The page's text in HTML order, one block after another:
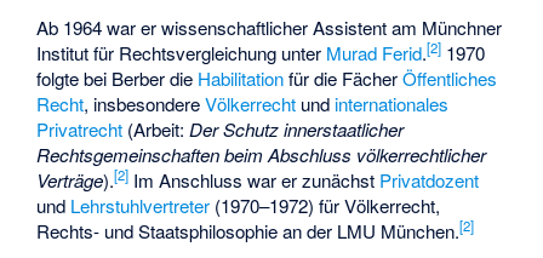
Ab 1964 war er wissenschaftlicher Assistent am Münchner
Institut für Rechtsvergleichung unter Murad Ferid.[2] 1970
folgte bei Berber die Habilitationfür die FächerÖffentliches
Recht, insbesondereVölkerrecht und internationales
Privatrecht (Arbeit:Der Schutz innerstaatlicher
Rechtsgemeinschaften beim Abschluss völkerrechtlicher
Verträge).[2] Im Anschluss war er zunächst Privatdozent
und Lehrstuhlvertreter (1970–1972) für Völkerrecht,
Rechts- und Staatsphilosophie an der LMU München.[2]